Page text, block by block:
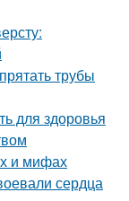
трубы
для здоровья
и мифах
сердца